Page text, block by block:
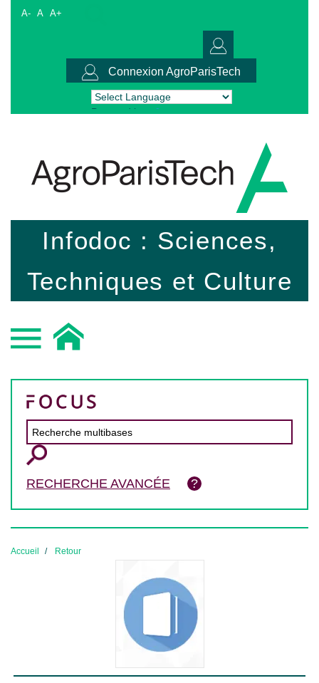
A- A A+
Connexion AgroParisTech
Powered by Translate
Infodoc : Sciences,
Techniques et Culture
RECHERCHE AVANCÉE
Accueil Retour